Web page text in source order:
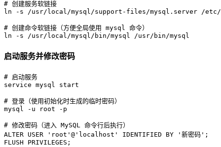
# 创建服务软链接
# 创建命令软链接（方便全局使用 mysql 命令）
ln -s /usr/local/mysql/bin/mysql /usr/bin/mysql
启动服务并修改密码
# 启动服务
# 登录（使用初始化时生成的临时密码）
# 修改密码（进入 MySQL 命令行后执行）
ALTER USER 'root'@'localhost' IDENTIFIED BY '新密码';
FLUSH PRIVILEGES;